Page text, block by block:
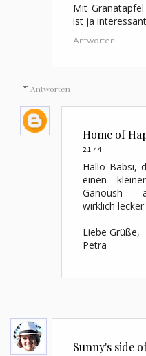
Mit
ist ja
Antworten
Antworten
Home of
21:44
Hallo Babsi,
einen
Ganoush -
wirklich
Liebe Grüße,
Petra
Sunny's side